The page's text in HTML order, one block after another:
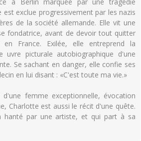
est exclue progressivement par les nazis
de la société allemande. Elle vit une
fondatrice, avant de devoir tout quitter
France. Exilée, elle entreprend la
uvre picturale autobiographique d'une
Se sachant en danger, elle confie ses
en lui disant : «C'est toute ma vie.»
d'une femme exceptionnelle, évocation
Charlotte est aussi le récit d'une quête.
hanté par une artiste, et qui part à sa